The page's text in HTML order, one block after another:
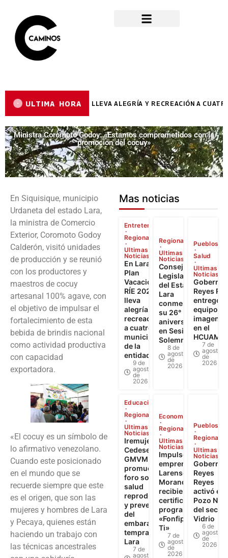
ULTIMA HORA
RÍE 2026 LLEVA ALEGRÍA Y RECREACIÓN A CUATRO
Ministra Coromoto Godoy: «Estamos comprometidos con la
promoción del cocuy»
En Siquisique, municipio
Urdaneta del estado Lara,
la ministra de Comercio
Exterior, Coromoto Godoy
Calderón, visitó unidades
de producción y se reunió
con los productores y
maestros de cocuy
artesanal 100% agave, con
el objetivo de impulsar el
fortalecimiento de esta
bebida de brindis nacional
como actividad productiva
con capacidad
exportadora.
«El cocuy es un símbolo de
lo afirmativo venezolano.
Cuando este posicionado
en el mundo que se
recuerde siempre que este
es el origen, que son las
mujeres y hombres de Lara
y Pecaya, quienes están
haciendo un trabajo con
las técnicas ancestrales
Mas noticias
Entretenimiento
Regional
Ultimas
Noticias
En Lara:
Plan
Vacacional
RÍE 2026
lleva
alegría y
recreación
a cuatro
municipios
de la
entidad
9 de
agosto
de
2026
Regional
Ultimas
Noticias
Consejo
Legislativo
del Estado
Lara
conmemoró
su 26°
aniversario
en Sesión
Solemne
8 de
agosto
de
2026
Pueblos
Salud
Ultimas
Noticias
Reyes
entregó
equipos
en el
HCUAMP
7 de
agosto
de
2026
Educación
Regional
Ultimas
Noticias
Iremujer,
Cedesex y
GMVM
promueven
foro sobre
salud
reproductiva
y prevención
del
embarazo
temprano en
Lara
7 de
agosto
Economía
Regional
Ultimas
Noticias
Impulso al
emprendimiento
Larense: 262
Morandinos
recibieron
certificados del
programa
«Fonfip Llega a
Ti»
7 de
agosto
de
2026
Pueblos
Regional
Ultimas
Noticias
Reyes
Reyes
activó el
Pozo N°3
del
Vidrio
6 de
agosto
de
2026